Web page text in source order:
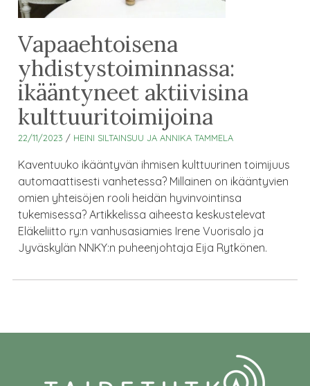
Vapaaehtoisena
yhdistystoiminnassa:
ikääntyneet aktiivisina
kulttuuritoimijoina
22/11/2023 / HEINI SILTAINSUU JA ANNIKA TAMMELA
Kaventuuko ikääntyvän ihmisen kulttuurinen toimijuus
automaattisesti vanhetessa? Millainen on ikääntyvien
omien yhteisöjen rooli heidän hyvinvointinsa
tukemisessa? Artikkelissa aiheesta keskustelevat
Eläkeliitto ry:n vanhusasiamies Irene Vuorisalo ja
Jyväskylän NNKY:n puheenjohtaja Eija Rytkönen.